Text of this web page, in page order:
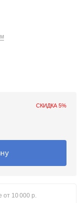
СКИДКА 5%
от 10 000 р.